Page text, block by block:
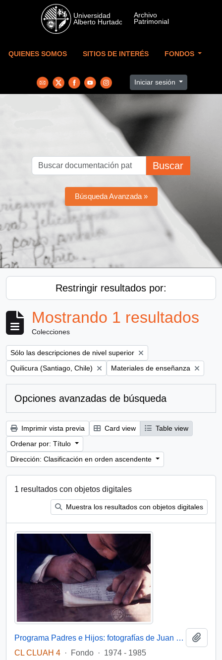
Skip to main content
QUIENES SOMOS SITIOS DE INTERÉS FONDOS
Iniciar sesión
Buscar
Búsqueda Avanzada »
Restringir resultados por:
Mostrando 1 resultados
Colecciones
Remove filter:
Sólo las descripciones de nivel superior
Remove filter:
Quilicura (Santiago, Chile) Remove filter:
Materiales de enseñanza
Opciones avanzadas de búsqueda
Imprimir vista previa Card view
Table view
Ordenar por: Título
Dirección: Clasificación en orden ascendente
1 resultados con objetos digitales
Muestra los resultados con objetos digitales
Programa Padres e Hijos: fotografías de Juan Maino
CL CLUAH 4 · Fondo · 1974 - 1985